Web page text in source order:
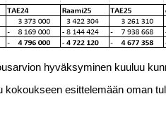
hyväksyminen kuuluu
kokoukseen esittelemään oman